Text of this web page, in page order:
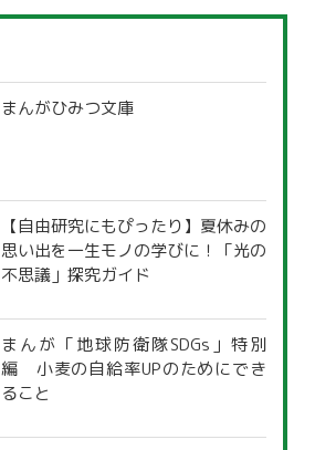
まんがひみつ文庫
【自由研究にもぴったり】夏休みの
思い出を一生モノの学びに！「光の
不思議」探究ガイド
まんが「地球防衛隊SDGs」特別
編 小麦の自給率UPのためにでき
ること